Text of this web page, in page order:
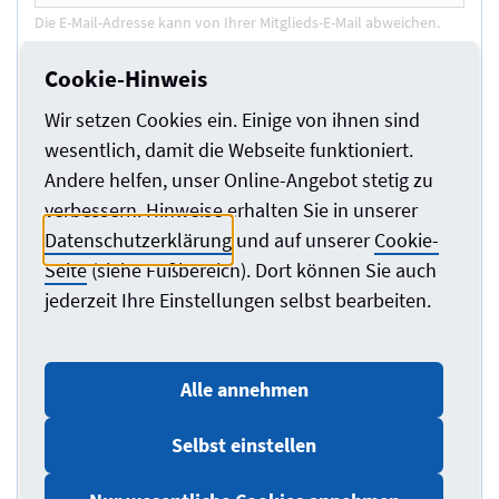
Die E-Mail-Adresse kann von Ihrer Mitglieds-E-Mail abweichen.
Thema*
Ihre Anfrage *
(max. 2.000 Zeichen)
Cookie-Hinweis
Wir setzen Cookies ein. Einige von ihnen sind
wesentlich, damit die Webseite funktioniert.
Andere helfen, unser Online-Angebot stetig zu
verbessern. Hinweise erhalten Sie in unserer
Datenschutzerklärung und auf unsererCookie-
Seite(siehe Fußbereich). Dort können Sie auch
jederzeit Ihre Einstellungen selbst bearbeiten.
Alle annehmen
Selbst einstellen